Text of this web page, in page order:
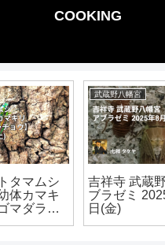
COOKING
タマムシ
体カマキ
マダラチ
武蔵野八幡宮
吉祥寺 武蔵
ブラゼミ
日(金)